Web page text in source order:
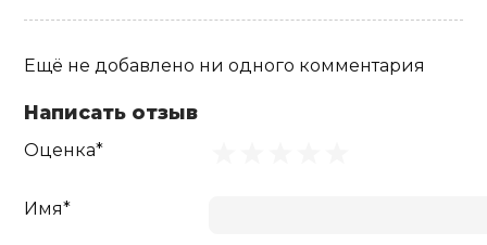
Ещё не добавлено ни одного комментария
Написать отзыв
Оценка*
Имя*